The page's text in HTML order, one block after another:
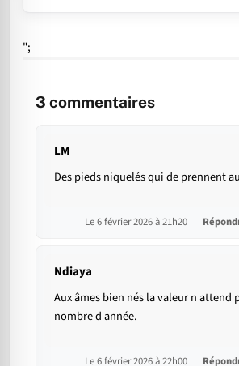
";
3 commentaires
LM
Des pieds niquelés qui de prennent
Le 6 février 2026 à 21h20
Ndiaya
Aux âmes bien nés la valeur n attend
nombre d année.
Le 6 février 2026 à 22h00